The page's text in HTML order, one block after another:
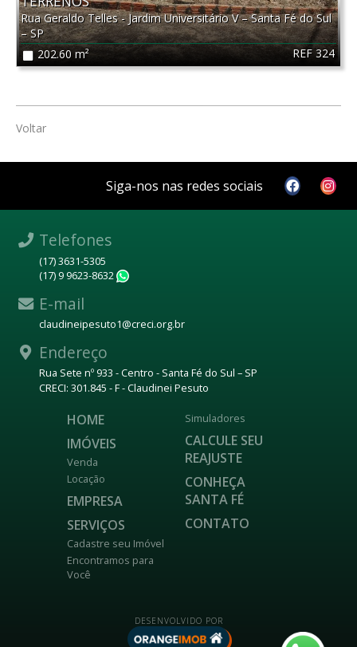
REF 324
Rua Geraldo Telles - Jardim Universitário V–Santa Fé do Sul
–SP
202.60 m²
Voltar
Siga-nos nas redes sociais
Telefones
(17) 3631-5305
(17) 9 9623-8632
E-mail
claudineipesuto1@creci.org.br
Endereço
Rua Sete nº 933 - Centro - Santa Fé do Sul – SP
CRECI: 301.845 - F - Claudinei Pesuto
HOME
IMÓVEIS
Venda
Locação
EMPRESA
SERVIÇOS
Cadastre seu Imóvel
Encontramos para
Você
Simuladores
CALCULE SEU
REAJUSTE
CONHEÇA
SANTA FÉ
CONTATO
DESENVOLVIDO POR